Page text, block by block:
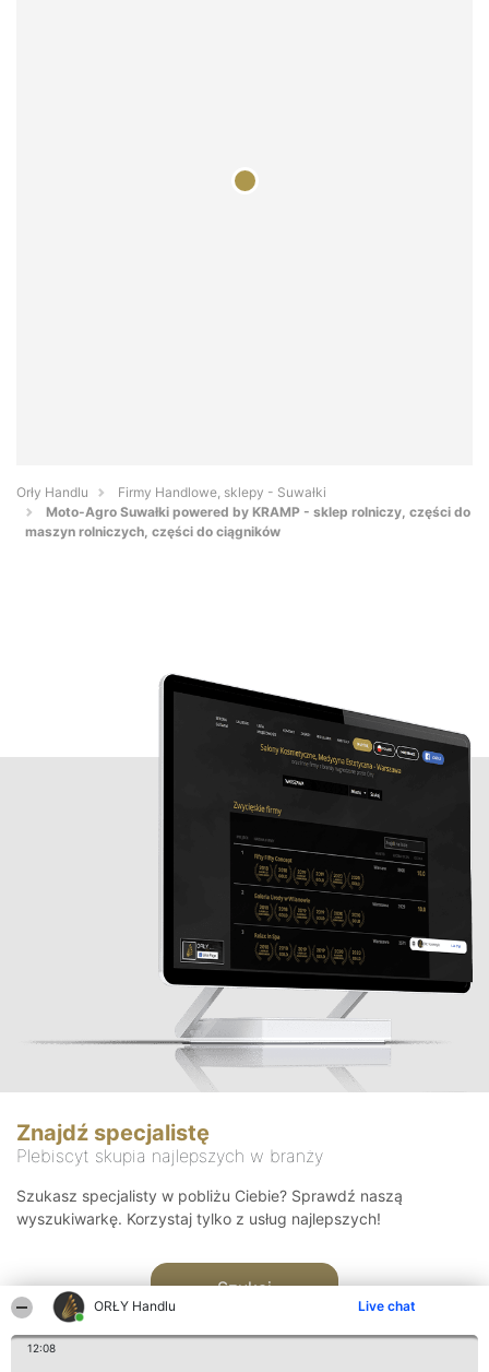
ORŁY Handlu Live chat
12:08
Orły Handlu
Firmy Handlowe, sklepy - Suwałki
Moto-Agro Suwałki powered by KRAMP - sklep rolniczy, części do
maszyn rolniczych, części do ciągników
Znajdź specjalistę
Plebiscyt skupia najlepszych w branży
Szukasz specjalisty w pobliżu Ciebie? Sprawdź naszą
wyszukiwarkę. Korzystaj tylko z usług najlepszych!
Szukaj